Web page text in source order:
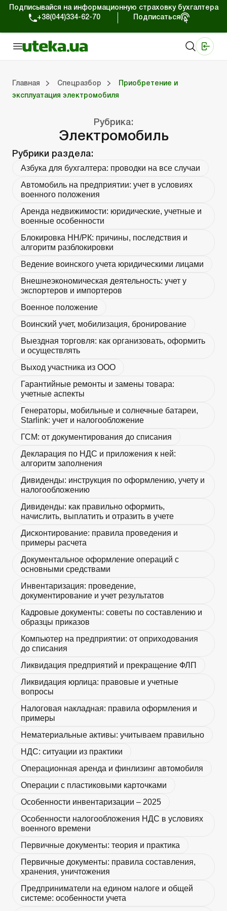
Подписывайся на информационную страховку бухгалтера
+38(044)334-62-70
Подписаться
Главная Спецразбор
Приобретение и
эксплуатация электромобиля
Рубрика:
Электромобиль
Рубрики раздела:
Азбука для бухгалтера: проводки на все случаи
Автомобиль на предприятии: учет в условиях
военного положения
Аренда недвижимости: юридические, учетные и
военные особенности
Блокировка НН/РК: причины, последствия и
алгоритм разблокировки
Ведение воинского учета юридическими лицами
Внешнеэкономическая деятельность: учет у
экспортеров и импортеров
Военное положение
Воинский учет, мобилизация, бронирование
Выездная торговля: как организовать, оформить
и осуществлять
Выход участника из ООО
Гарантийные ремонты и замены товара:
учетные аспекты
Генераторы, мобильные и солнечные батареи,
Starlink: учет и налогообложение
ГСМ: от документирования до списания
Декларация по НДС и приложения к ней:
алгоритм заполнения
Дивиденды: инструкция по оформлению, учету и
налогообложению
Дивиденды: как правильно оформить,
начислить, выплатить и отразить в учете
Дисконтирование: правила проведения и
примеры расчета
Документальное оформление операций с
основными средствами
Инвентаризация: проведение,
документирование и учет результатов
Кадровые документы: советы по составлению и
образцы приказов
Компьютер на предприятии: от оприходования
до списания
Ликвидация предприятий и прекращение ФЛП
Ликвидация юрлица: правовые и учетные
вопросы
Налоговая накладная: правила оформления и
примеры
Нематериальные активы: учитываем правильно
НДС: ситуации из практики
Операционная аренда и финлизинг автомобиля
Операции с пластиковыми карточками
Особенности инвентаризации – 2025
Особенности налогообложения НДС в условиях
военного времени
Первичные документы: теория и практика
Первичные документы: правила составления,
хранения, уничтожения
Предприниматели на едином налоге и общей
системе: особенности учета